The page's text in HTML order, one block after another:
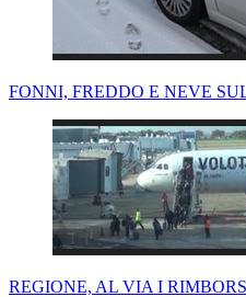
FONNI, FREDDO E NEVE
REGIONE, AL VIA I